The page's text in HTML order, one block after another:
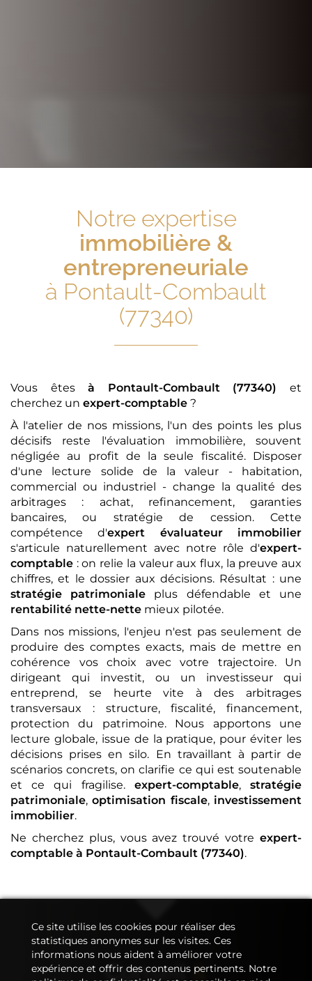
Notre expertise
immobilière &
entrepreneuriale
à Pontault-Combault
(77340)
Vous êtesà Pontault-Combault (77340) et
cherchez un expert-comptable ?
À l'atelier de nos missions, l'un des points les plus
décisifs reste l'évaluation immobilière, souvent
négligée au profit de la seule fiscalité. Disposer
d'une lecture solide de la valeur - habitation,
commercial ou industriel - change la qualité des
arbitrages : achat, refinancement, garanties
bancaires, ou stratégie de cession. Cette
compétence d'expert évaluateur immobilier
s'articule naturellement avec notre rôle d'expert-
comptable : on relie la valeur aux flux, la preuve aux
chiffres, et le dossier aux décisions. Résultat : une
stratégie patrimoniale plus défendable et une
rentabilité nette-nette mieux pilotée.
Dans nos missions, l'enjeu n'est pas seulement de
produire des comptes exacts, mais de mettre en
cohérence vos choix avec votre trajectoire. Un
dirigeant qui investit, ou un investisseur qui
entreprend, se heurte vite à des arbitrages
transversaux : structure, fiscalité, financement,
protection du patrimoine. Nous apportons une
lecture globale, issue de la pratique, pour éviter les
décisions prises en silo. En travaillant à partir de
scénarios concrets, on clarifie ce qui est soutenable
et ce qui fragilise. expert-comptable,stratégie
patrimoniale,optimisation fiscale, investissement
immobilier.
Ne cherchez plus, vous avez trouvé votre expert-
comptable à Pontault-Combault (77340).
Conseil&
Ce site utilise les cookies pour réaliser des
statistiques anonymes sur les visites. Ces
informations nous aident à améliorer votre
expérience et offrir des contenus pertinents. Notre